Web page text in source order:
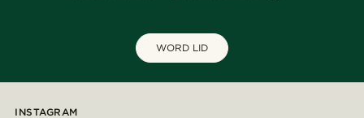
WORD LID
INSTAGRAM